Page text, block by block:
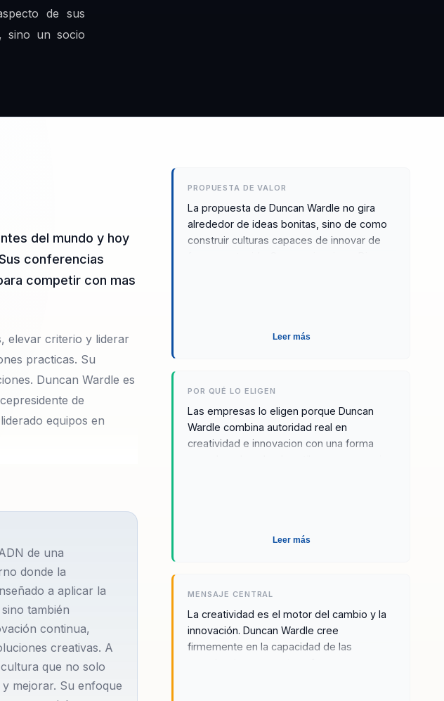
de sus
sino un socio
del mundo y hoy
conferencias
competir con mas
elevar criterio y liderar
practicas. Su
Duncan Wardle es
de
equipos en
papel como ex
que le ha permitido
incluyendo Londres,
una perspectiva
de innovación,
y cultura
superar
para convertir
de una
donde la
a aplicar la
también
continua,
creativas. A
que no solo
mejorar. Su enfoque
PROPUESTA DE VALOR
La propuesta de Duncan Wardle no gira
alrededor de ideas bonitas, sino de como
construir culturas capaces de innovar de
organizaciones que enfrentan cambio,
especialmente bien en eventos de
donde la audiencia necesita romper
inercias, pensar distinto y convertir la
innovacion en una capacidad real del
Leer más
POR QUÉ LO ELIGEN
Las empresas lo eligen porque Duncan
Wardle combina autoridad real en
creatividad e innovacion con una forma
credibilidad se refuerza con su trayectoria
Leer más
MENSAJE CENTRAL
La creatividad es el motor del cambio y la
innovación. Duncan Wardle cree
firmemente en la capacidad de las